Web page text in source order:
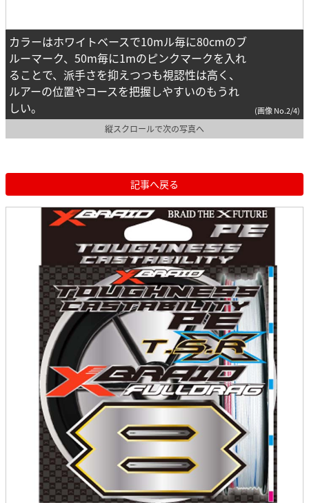
カラーはホワイトベースで10mル毎に80cmのブ
ルーマーク、50m毎に1mのピンクマークを入れ
ることで、派手さを抑えつつも視認性は高く、
ルアーの位置やコースを把握しやすいのもうれ
しい。
(画像 No.2/4)
縦スクロールで次の写真へ
記事へ戻る